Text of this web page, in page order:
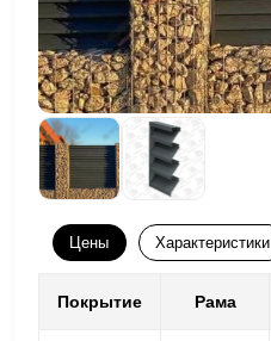
Цены Характеристики
Покрытие Рама